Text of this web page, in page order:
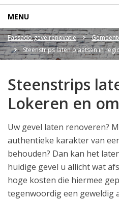
MENU
Fassado gevelrenovatie
Steenstrips laten plaatsen in
Steenstrips
Lokeren en
Uw gevel laten renoveren?
authentieke karakter van
behouden? Dan kan het
huidige gevel u allicht wat
hoge kosten die hiermee
tegenwoordig een geweldig